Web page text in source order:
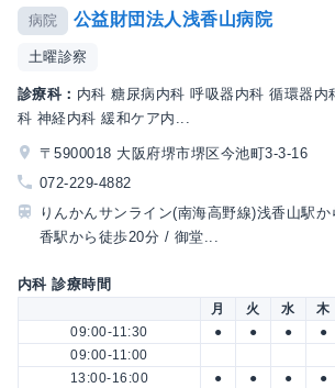
病院 公益財団法人浅香山病院
土曜診察
診療科： 内科 糖尿病内科 呼吸器内科 循環器内
科 神経内科 緩和ケア内...
〒5900018 大阪府堺市堺区今池町3-3-16
072-229-4882
りんかんサンライン(南海高野線)浅香山駅
香駅から徒歩20分 / 御堂...
内科 診療時間
月 火 水 木
09:00-11:30
● ● ● ●
09:00-11:00
13:00-16:00
● ● ● ●